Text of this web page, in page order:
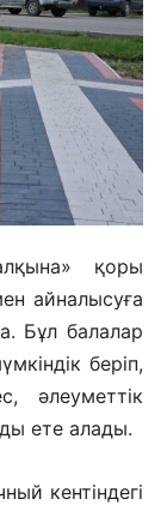
қоры
айналысуға
Бұл балалар
беріп,
әлеуметтік
ете алады.
кентіндегі